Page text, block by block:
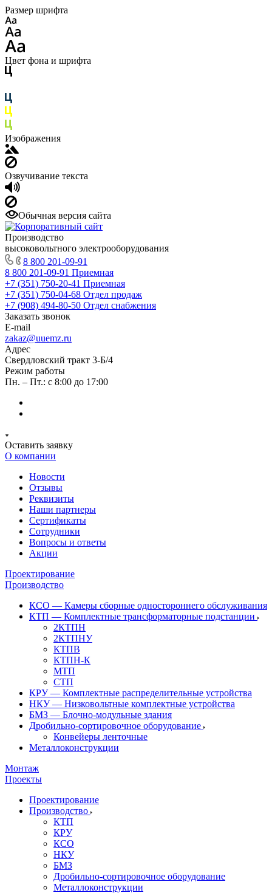
Размер шрифта
Цвет фона и шрифта
Изображения
Озвучивание текста
Обычная версия сайта
Производство
высоковольтного электрооборудования
8 800 201-09-91
8 800 201-09-91 Приемная
+7 (351) 750-20-41 Приемная
+7 (351) 750-04-68 Отдел продаж
+7 (908) 494-80-50 Отдел снабжения
Заказать звонок
E-mail
zakaz@uuemz.ru
Адрес
Свердловский тракт 3-Б/4
Режим работы
Пн. – Пт.: с 8:00 до 17:00
Оставить заявку
О компании
Новости
Отзывы
Реквизиты
Наши партнеры
Сертификаты
Сотрудники
Вопросы и ответы
Акции
Проектирование
Производство
КСО — Камеры сборные одностороннего обслуживания
КТП — Комплектные трансформаторные подстанции
2КТПН
2КТПНУ
КТПВ
КТПН-К
МТП
СТП
КРУ — Комплектные распределительные устройства
НКУ — Низковольтные комплектные устройства
БМЗ — Блочно-модульные здания
Дробильно-сортировочное оборудование
Конвейеры ленточные
Металлоконструкции
Монтаж
Проекты
Проектирование
Производство
КТП
КРУ
КСО
НКУ
БМЗ
Дробильно-сортировочное оборудование
Металлоконструкции